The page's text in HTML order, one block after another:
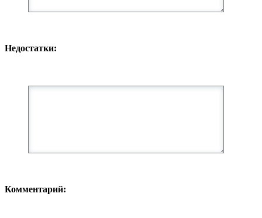
Недостатки:
Комментарий: